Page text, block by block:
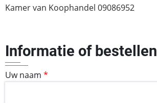
Kamer van Koophandel 09086952
Informatie of bestellen
Uw naam